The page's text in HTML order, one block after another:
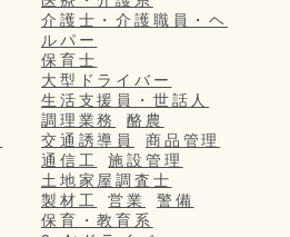
介護士・介護職員・ヘ
ルパー
保育士
大型ドライバー
生活支援員・世話人
調理業務
酪農
交通誘導員
商品管理
通信工
施設管理
土地家屋調査士
製材工
営業
警備
保育・教育系